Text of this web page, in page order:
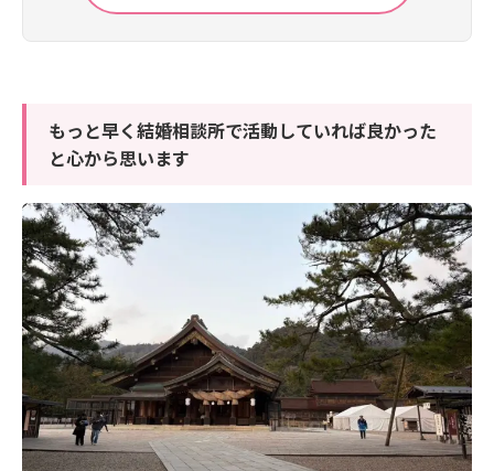
もっと早く結婚相談所で活動していれば良かった
と心から思います